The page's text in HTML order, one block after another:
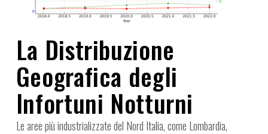
La Distribuzione
Geografica degli
Infortuni Notturni
Le aree più industrializzate del Nord Italia, come Lombardia,